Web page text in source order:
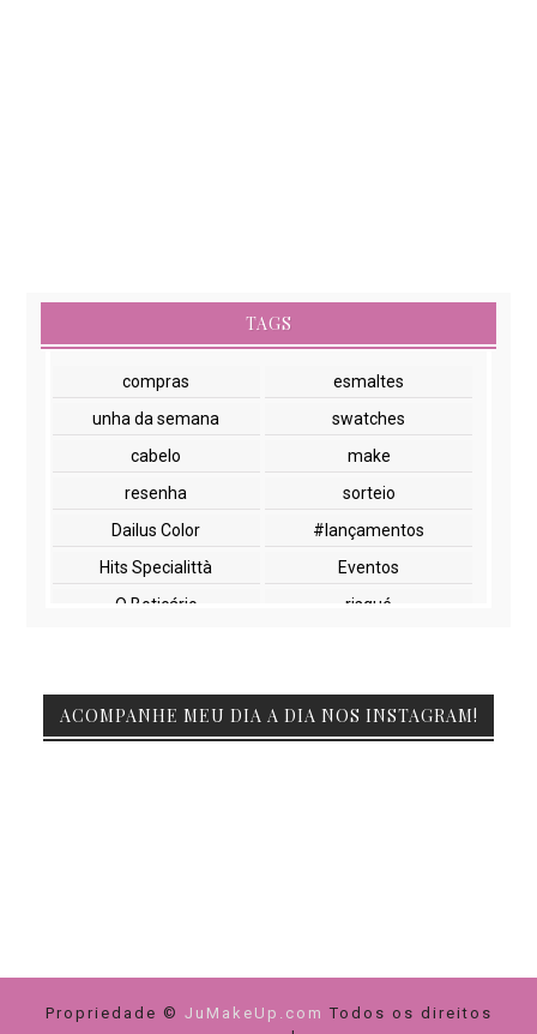
TAGS
compras
esmaltes
unha da semana
swatches
cabelo
make
resenha
sorteio
Dailus Color
#lançamentos
Hits Specialittà
Eventos
O Boticário
risqué
Beauty Fair
Embelleze
Pink Casa da Manicura
Yes Cosmetics
cuidados com cabelos
dicas de compras
ACOMPANHE MEU DIA A DIA NOS INSTAGRAM!
Propriedade © JuMakeUp.com Todos os direitos